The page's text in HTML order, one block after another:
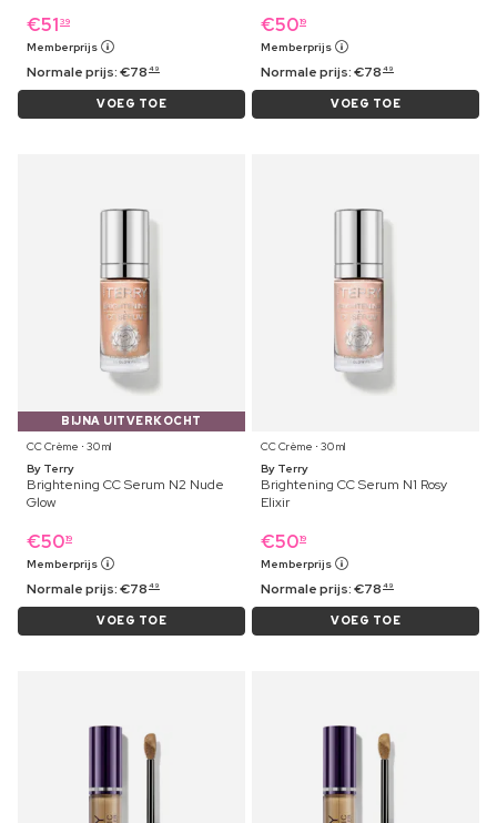
€51 39
Memberprijs
Normale prijs:€78 49
VOEG TOE
€5019
Memberprijs
Normale prijs:€78 49
VOEG TOE
BIJNA UITVERKOCHT
CC Crème ⋅ 30 ml
By Terry
Brightening CC Serum N2 Nude
Glow
€5019
Memberprijs
Normale prijs:€78 49
VOEG TOE
CC Crème ⋅ 30 ml
By Terry
Brightening CC Serum N1 Rosy
Elixir
€5019
Memberprijs
Normale prijs:€78 49
VOEG TOE